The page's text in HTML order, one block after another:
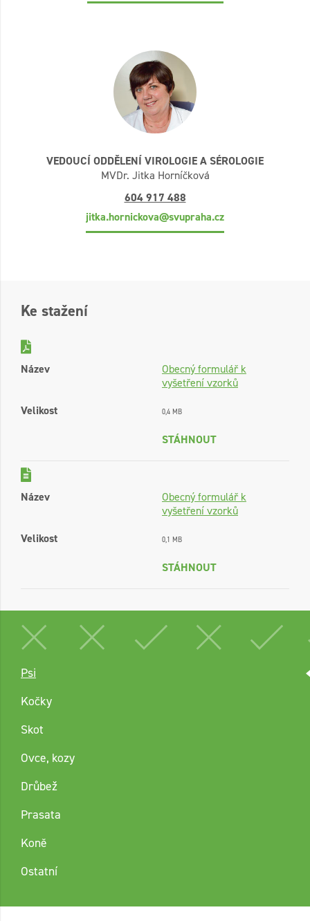
VEDOUCÍ ODDĚLENÍ VIROLOGIE A SÉROLOGIE
MVDr. Jitka Horníčková
604 917 488
jitka.hornickova@svupraha.cz
Ke stažení
Název
Obecný formulář k
vyšetření vzorků
Velikost
0,4 MB
STÁHNOUT
Název
Obecný formulář k
vyšetření vzorků
Velikost
0,1 MB
STÁHNOUT
Psi
Kočky
Skot
Ovce, kozy
Drůbež
Prasata
Koně
Ostatní